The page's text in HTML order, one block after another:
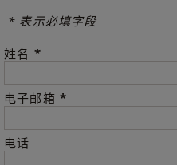
* 表示必填字段
姓名 *
电子邮箱 *
电话